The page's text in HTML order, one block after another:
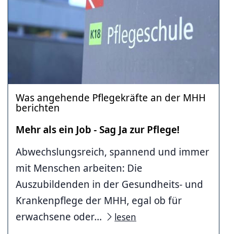
Was angehende Pflegekräfte an der MHH
berichten
Mehr als ein Job - Sag Ja zur Pflege!
Abwechslungsreich, spannend und immer
mit Menschen arbeiten: Die
Auszubildenden in der Gesundheits- und
Krankenpflege der MHH, egal ob für
erwachsene oder...
lesen